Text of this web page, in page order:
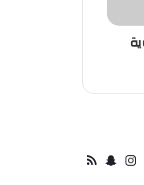
يوتيوبانستقرام
سنابملخص